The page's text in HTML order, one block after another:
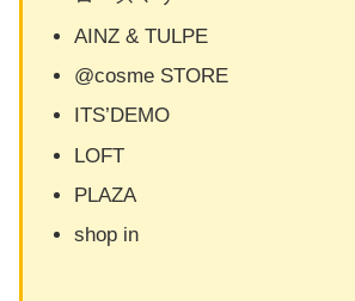
AINZ & TULPE
@cosme STORE
ITS’DEMO
LOFT
PLAZA
shop in